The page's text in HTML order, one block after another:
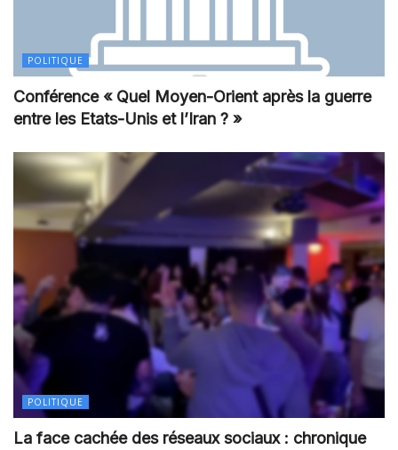
POLITIQUE
Conférence « Quel Moyen-Orient après la guerre
entre les Etats-Unis et l’Iran ? »
POLITIQUE
La face cachée des réseaux sociaux : chronique